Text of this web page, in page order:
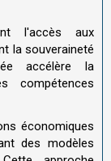
l'accès aux
la souveraineté
accélère la
compétences
économiques
des modèles